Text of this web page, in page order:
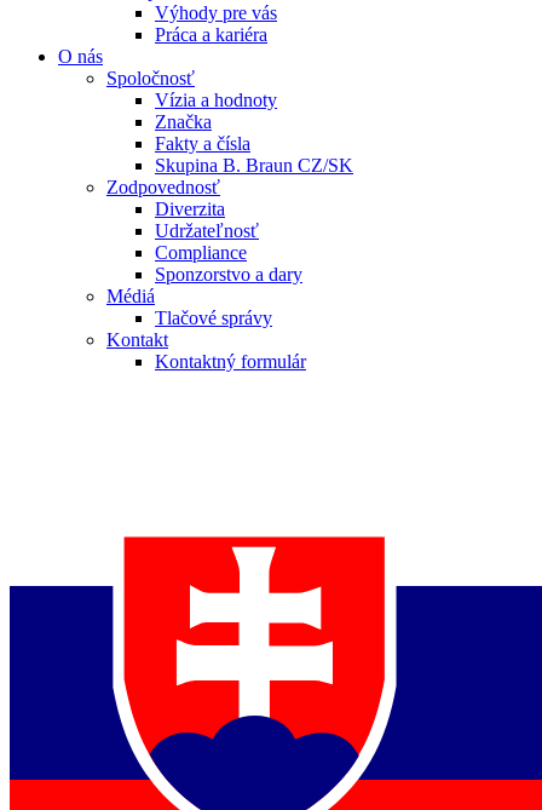
Výhody pre vás
Práca a kariéra
O nás
Spoločnosť
Vízia a hodnoty
Značka
Fakty a čísla
Skupina B. Braun CZ/SK
Zodpovednosť
Diverzita
Udržateľnosť
Compliance
Sponzorstvo a dary
Médiá
Tlačové správy
Kontakt
Kontaktný formulár